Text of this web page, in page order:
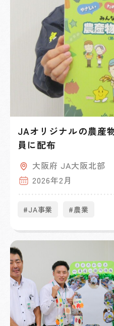
JAオリジナルの農産
員に配布
大阪府 JA大阪北部
2026年2月
#JA事業 #農業